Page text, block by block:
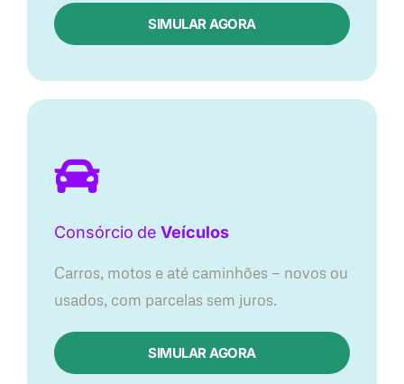
SIMULAR AGORA​
Consórcio de Veículos
Carros, motos e até caminhões — novos ou
usados, com parcelas sem juros.
SIMULAR AGORA